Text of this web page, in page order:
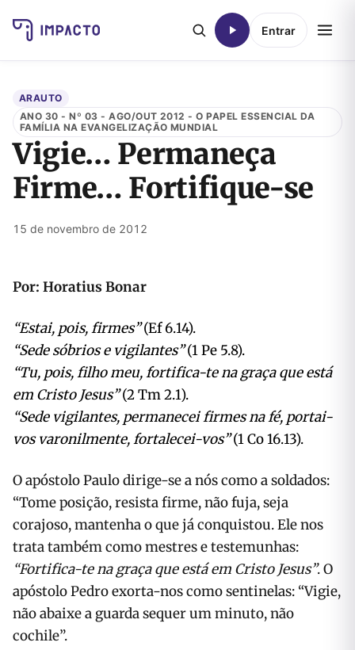
Entrar
ARAUTO
ANO 30 - Nº 03 - AGO/OUT 2012 - O PAPEL ESSENCIAL DA
FAMÍLIA NA EVANGELIZAÇÃO MUNDIAL
Vigie… Permaneça
Firme… Fortifique-se
15 de novembro de 2012
Por: Horatius Bonar
“Estai, pois, firmes”(Ef 6.14).
“Sede sóbrios e vigilantes”(1 Pe 5.8).
“Tu, pois, filho meu, fortifica-te na graça que está
em Cristo Jesus”(2 Tm 2.1).
“Sede vigilantes, permanecei firmes na fé, portai-
vos varonilmente, fortalecei-vos”(1 Co 16.13).
O apóstolo Paulo dirige-se a nós como a soldados:
“Tome posição, resista firme, não fuja, seja
corajoso, mantenha o que já conquistou. Ele nos
trata também como mestres e testemunhas:
“Fortifica-te na graça que está em Cristo Jesus”. O
apóstolo Pedro exorta-nos como sentinelas: “Vigie,
não abaixe a guarda sequer um minuto, não
cochile”.